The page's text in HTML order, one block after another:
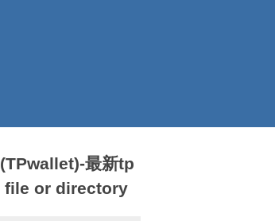
最新tp
file or directory